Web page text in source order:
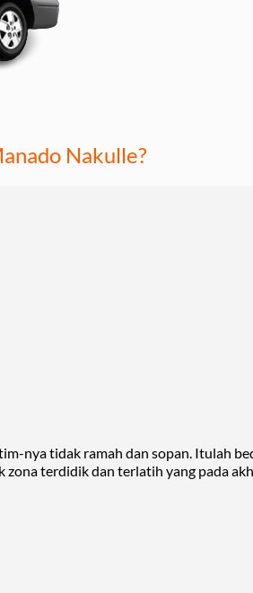
Nakulle?
nya tidak ramah dan sopan. Itulah
terdidik dan terlatih yang pada